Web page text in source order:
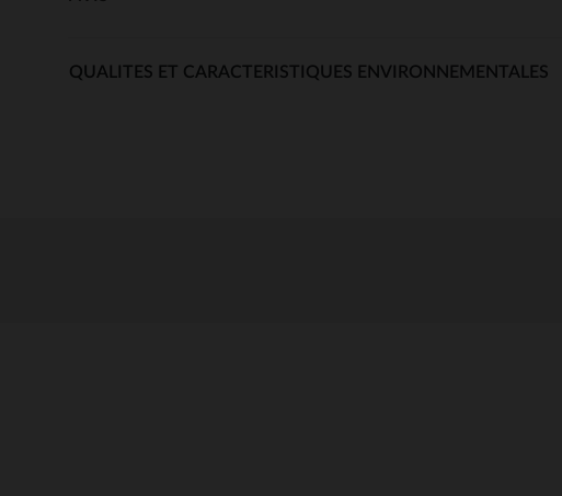
QUALITES ET CARACTERISTIQUES ENVIRONNEMENTALES